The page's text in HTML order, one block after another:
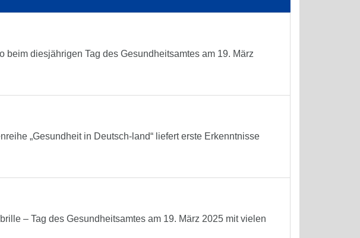
beim diesjährigen Tag des Gesundheitsamtes am 19. März
„Gesundheit in Deutsch-land“ liefert erste Erkenntnisse
– Tag des Gesundheitsamtes am 19. März 2025 mit vielen